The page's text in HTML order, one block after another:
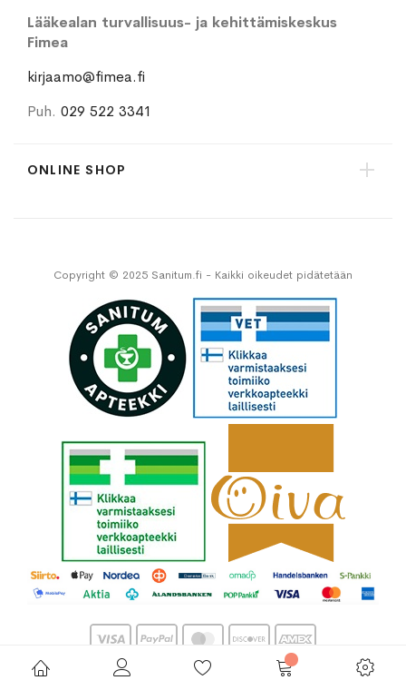
Lääkealan turvallisuus- ja kehittämiskeskus
Fimea
kirjaamo@fimea.fi
Puh. 029 522 3341
ONLINE SHOP
Copyright © 2025 Sanitum.fi - Kaikki oikeudet pidätetään